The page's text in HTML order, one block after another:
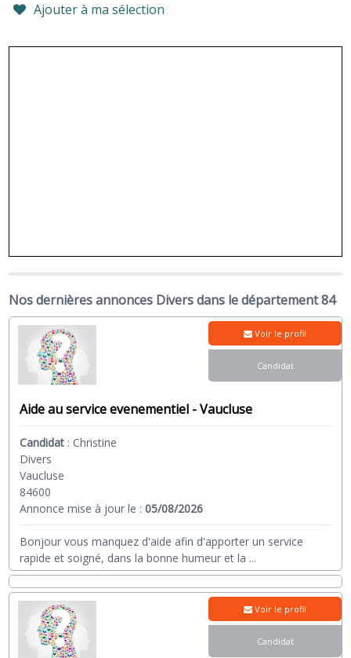
Ajouter à ma sélection
Nos dernières annonces Divers dans le département 84
Aide au service evenementiel - Vaucluse
Candidat : Christine
Divers
Vaucluse
84600
Annonce mise à jour le :05/08/2026
Bonjour vous manquez d'aide afin d'apporter un service
rapide et soigné, dans la bonne humeur et la ...
Voir le profil
Candidat
Voir le profil
Candidat